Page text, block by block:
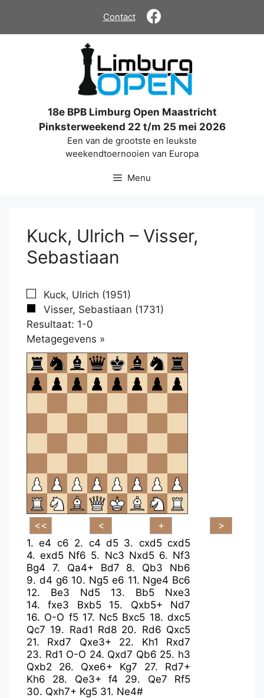
de
Contact
18e BPB Limburg Open Maastricht
Pinksterweekend 22 t/m 25 mei 2026
Een van de grootste en leukste
weekendtoernooien van Europa
Menu
Kuck, Ulrich – Visser,
Sebastiaan
Kuck, Ulrich (1951)
Visser, Sebastiaan (1731)
Resultaat: 1-0
Metagegevens »
om
te
openen.
1.e4 c6 2. c4 d5 3. cxd5 cxd5
4.exd5 Nf6 5. Nc3 Nxd5 6. Nf3
Bg4
7. Qa4+ Bd7 8. Qb3
Nb6
9. d4 g6 10. Ng5 e6 11. Nge4 Bc6
12. Be3 Nd5 13. Bb5
Nxe3
14.fxe3 Bxb5 15. Qxb5+
Nd7
16. O-O f5 17. Nc5 Bxc5 18.dxc5
Qc7 19. Rad1 Rd8 20. Rd6 Qxc5
21. Rxd7 Qxe3+ 22. Kh1
Rxd7
23. Rd1 O-O 24. Qxd7 Qb6 25. h3
Qxb2
26. Qxe6+ Kg7 27. Rd7+
Kh6
28. Qe3+ f4 29. Qe7
Rf5
30. Qxh7+ Kg5 31. Ne4#